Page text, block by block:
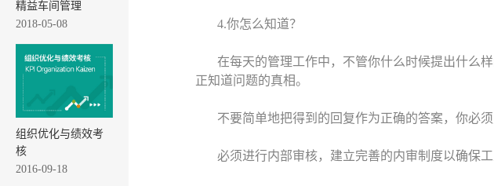
精益车间管理
2018-05-08
组织优化与绩效考
核
2016-09-18
4.你怎么知道？
在每天的管理工作中，不管你什么时候提出什么
正知道问题的真相。
不要简单地把得到的回复作为正确的答案，你必
必须进行内部审核，建立完善的内审制度以确保